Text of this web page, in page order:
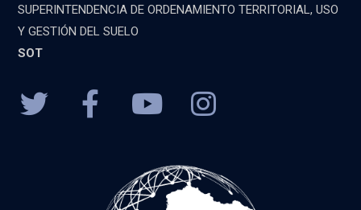
SUPERINTENDENCIA DE ORDENAMIENTO TERRITORIAL, USO
Y GESTIÓN DEL SUELO
SOT